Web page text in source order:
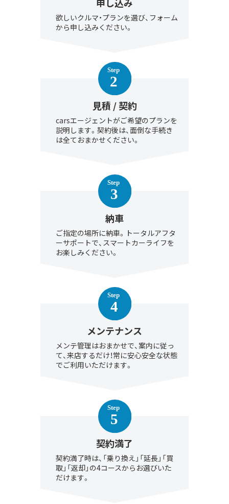
欲しいクルマ・プランを選び、フォーム
から申し込みください。
見積 / 契約
carsエージェントがご希望のプランを
説明します。契約後は、面倒な手続き
は全ておまかせください。
納車
ご指定の場所に納車。トータルアフタ
ーサポートで、スマートカーライフを
お楽しみください。
メンテナンス
メンテ管理はおまかせで、案内に従っ
て、来店するだけ！常に安心安全な状態
でご利用いただけます。
契約満了
契約満了時は、「乗り換え」「延長」「買
取」「返却」の4コースからお選びいた
だけます。